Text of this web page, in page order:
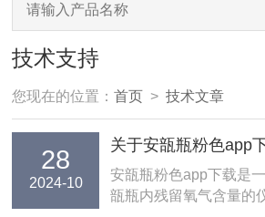
技术支持
您现在的位置：首页 >技术文章
28
2024-10
关于安瓿瓶粉色app
道！
安瓿瓶粉色app下载是
瓿瓶内残留氧气含量的仪